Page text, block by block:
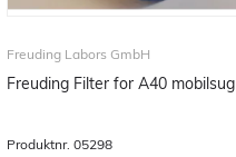
Freuding Labors GmbH
Freuding Filter for A40 mobilsug
Produktnr. 05298